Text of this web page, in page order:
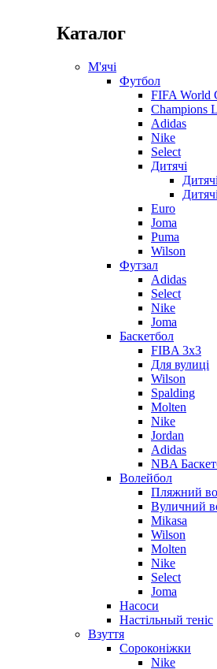
Каталог
М'ячі
Футбол
FIFA World
Champions
Adidas
Nike
Select
Дитячі
Euro
Joma
Puma
Wilson
Футзал
Adidas
Select
Nike
Joma
Баскетбол
FIBA 3x3
Для вулиці
Wilson
Spalding
Molten
Nike
Jordan
Adidas
NBA
Волейбол
Пляжний
Вуличний
Mikasa
Wilson
Molten
Nike
Select
Joma
Насоси
Настільный теніс
Взуття
Сороконіжки
Nike